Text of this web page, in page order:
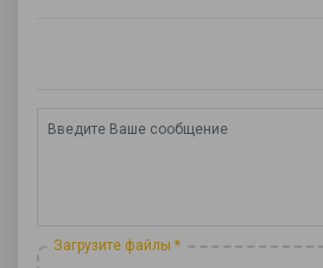
Загрузите файлы *